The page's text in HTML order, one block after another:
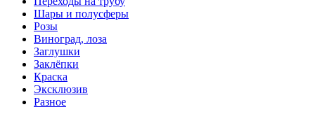
Шары и полусферы
Розы
Виноград, лоза
Заглушки
Заклёпки
Краска
Эксклюзив
Разное